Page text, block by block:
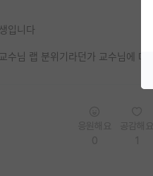
입니다
수님 랩 분위기라던가 교수님에 대